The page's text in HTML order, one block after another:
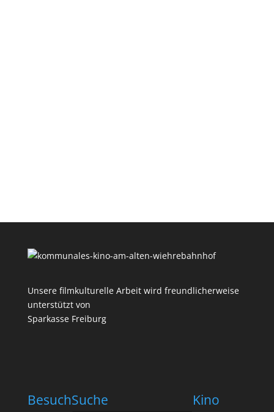
Unsere filmkulturelle Arbeit wird freundlicherweise
unterstützt von
Sparkasse Freiburg
BesuchSuche Kino